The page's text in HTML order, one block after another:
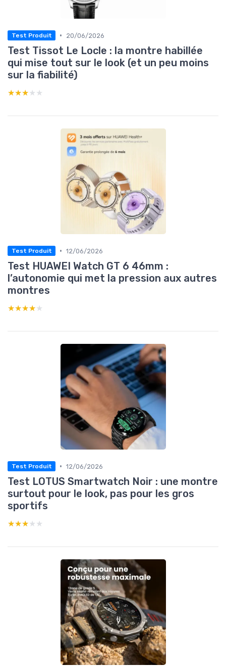
Test Produit • 20/06/2026
Test Tissot Le Locle : la montre habillée
qui mise tout sur le look (et un peu moins
sur la fiabilité)
★★★★★
★★★★★
Test Produit • 12/06/2026
Test HUAWEI Watch GT 6 46mm :
l’autonomie qui met la pression aux autres
montres
★★★★★
★★★★★
Test Produit • 12/06/2026
Test LOTUS Smartwatch Noir : une montre
surtout pour le look, pas pour les gros
sportifs
★★★★★
★★★★★